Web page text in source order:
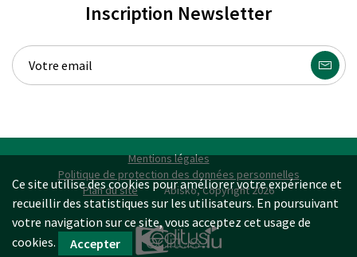
Inscription Newsletter
Mentions légales
Politique de protection des données personnelles
Plan du site
Abisko, Copyright 2026
MARKETING & D ATA SERVICES
Ce site utilise des cookies pour améliorer votre expérience et
recueillir des statistiques sur les utilisateurs. En poursuivant
votre navigation sur ce site, vous acceptez cet usage de
cookies.